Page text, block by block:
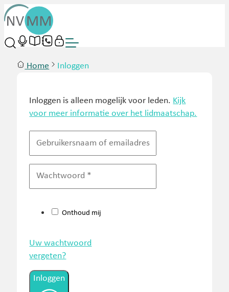
Home Inloggen
Inloggen is alleen mogelijk voor leden. Kijk
voor meer informatie over het lidmaatschap.
Onthoud mij
Uw wachtwoord
vergeten?
Inloggen